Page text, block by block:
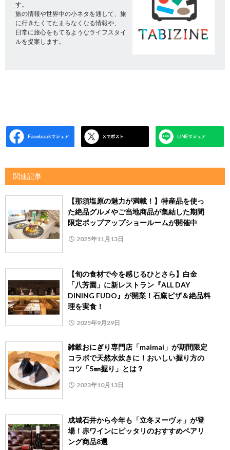
す。
旅の情報や世界中の小ネタを通して、旅
に行きたくてたまらなくなる情報や、
日常に旅心をもてるようなライフスタイ
ルを提案します。
関連記事
【那須塩原の魅力が満載！】特産品を使っ
た絶品グルメやご当地商品が集結した期間
限定ポップアップショールームが開催中
2025年11月13日
【旬の食材で今を感じるひとさら】白金
「八芳園」に新レストラン『ALL DAY
DINING FUDO』が開業！石窯ピザ＆絶品料
理を実食！
2025年9月29日
雑穀おにぎり専門店「maimai」が期間限定
コラボで天然水炊きに！おいしい握り方の
コツ「5㎜握り」とは？
2023年10月13日
成城石井から今年も「立冬ヌーヴォ」が登
場！赤ワインにピッタリのおすすめペアリ
ング商品8選